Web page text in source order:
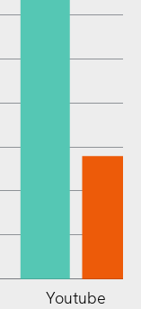
Youtube